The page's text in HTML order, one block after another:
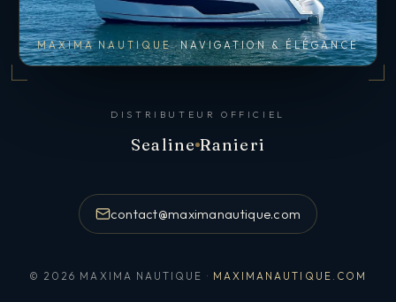
MAXIMA NAUTIQUE NAVIGATION & ÉLÉGANCE
DISTRIBUTEUR OFFICIEL
Sealine Ranieri
contact@maximanautique.com
© 2026 MAXIMA NAUTIQUE · MAXIMANAUTIQUE.COM